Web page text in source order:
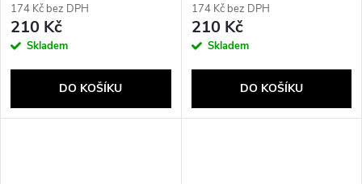
174 Kč bez DPH
210 Kč
Skladem
DO KOŠÍKU
174 Kč bez DPH
210 Kč
Skladem
DO KOŠÍKU